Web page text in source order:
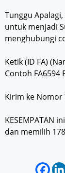
Tunggu
untuk menjadi
menghubungi
Ketik (ID FA)
Contoh FA6594
Kirim ke Nomor
KESEMPATAN
dan memilih